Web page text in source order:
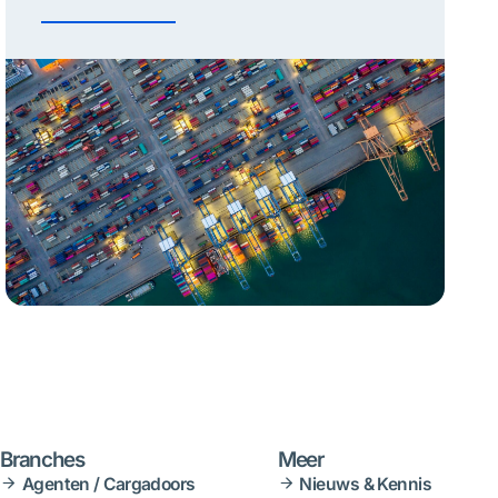
Branches
Agenten / Cargadoors
Meer
Nieuws & Kennis